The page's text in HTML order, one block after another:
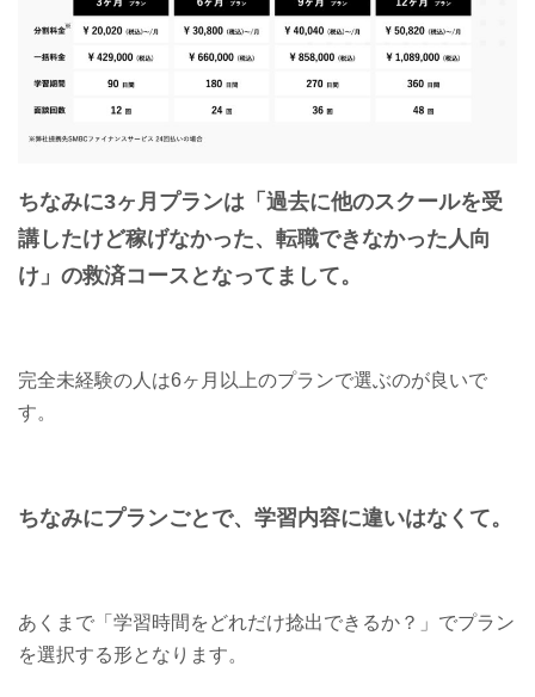
ちなみに3ヶ月プランは「過去に他のスクールを受
講したけど稼げなかった、転職できなかった人向
け」の救済コースとなってまして。
完全未経験の人は6ヶ月以上のプランで選ぶのが良いで
す。
ちなみにプランごとで、学習内容に違いはなくて。
あくまで「学習時間をどれだけ捻出できるか？」でプラン
を選択する形となります。